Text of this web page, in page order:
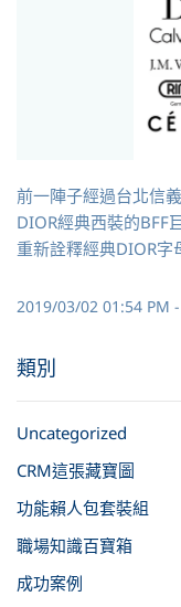
前一陣子經過台北信
DIOR經典西裝的BFF
重新詮釋經典DIOR字
2019/03/02 01:54 PM -
類別
Uncategorized
CRM這張藏寶圖
功能賴人包套裝組
職場知識百寶箱
成功案例